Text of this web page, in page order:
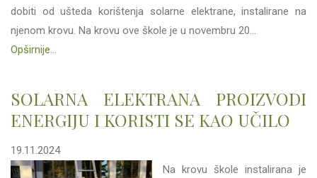
dobiti od ušteda korištenja solarne elektrane, instalirane na
njenom krovu. Na krovu ove škole je u novembru 20...
Opširnije...
SOLARNA ELEKTRANA PROIZVODI
ENERGIJU I KORISTI SE KAO UČILO
19.11.2024
Na krovu škole instalirana je